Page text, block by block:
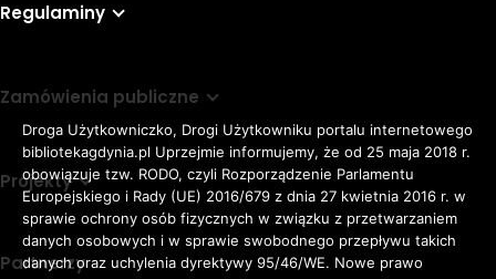
Regulaminy
Zamówienia publiczne
Projekty
Partnerzy
Droga Użytkowniczko, Drogi Użytkowniku portalu internetowego
bibliotekagdynia.pl Uprzejmie informujemy, że od 25 maja 2018 r.
obowiązuje tzw. RODO, czyli Rozporządzenie Parlamentu
Europejskiego i Rady (UE) 2016/679 z dnia 27 kwietnia 2016 r. w
sprawie ochrony osób fizycznych w związku z przetwarzaniem
danych osobowych i w sprawie swobodnego przepływu takich
danych oraz uchylenia dyrektywy 95/46/WE. Nowe prawo